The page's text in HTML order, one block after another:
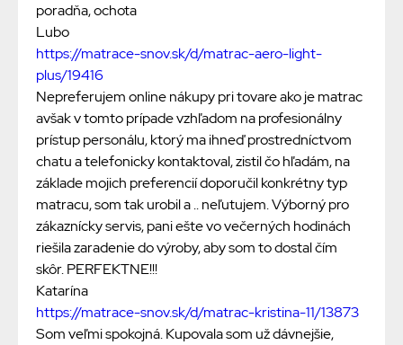
poradňa, ochota
Lubo
https://matrace-snov.sk/d/matrac-aero-light-
plus/19416
Nepreferujem online nákupy pri tovare ako je matrac
avšak v tomto prípade vzhľadom na profesionálny
prístup personálu, ktorý ma ihneď prostredníctvom
chatu a telefonicky kontaktoval, zistil čo hľadám, na
základe mojich preferencií doporučil konkrétny typ
matracu, som tak urobil a .. neľutujem. Výborný pro
zákaznícky servis, pani ešte vo večerných hodinách
riešila zaradenie do výroby, aby som to dostal čím
skôr. PERFEKTNE!!!
Katarína
https://matrace-snov.sk/d/matrac-kristina-11/13873
Som veľmi spokojná. Kupovala som už dávnejšie,